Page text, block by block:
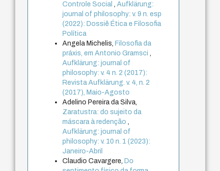
Controle Social,Aufklärung:
journal of philosophy: v. 9 n. esp
(2022): Dossiê Ética e Filosofia
Política
Angela Michelis, Filosofia da
práxis, em Antonio Gramsci,
Aufklärung: journal of
philosophy: v. 4 n. 2 (2017):
Revista Aufklärung. v. 4, n. 2
(2017), Maio-Agosto
Adelino Pereira da Silva,
Zaratustra: do sujeito da
máscara à redenção,
Aufklärung: journal of
philosophy: v. 10 n. 1 (2023):
Janeiro-Abril
Claudio Cavargere, Do